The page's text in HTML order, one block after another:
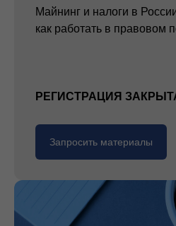
Майнинг и налоги в
как работать в правовом
РЕГИСТРАЦИЯ
Запросить материалы